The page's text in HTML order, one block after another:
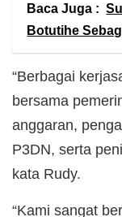
Baca Juga :
Botutihe
“Berbagai
bersama
anggaran,
P3DN, serta
kata Rudy.
“Kami sangat